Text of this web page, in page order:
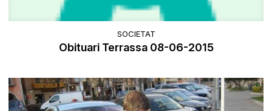
SOCIETAT
Obituari Terrassa 08-06-2015